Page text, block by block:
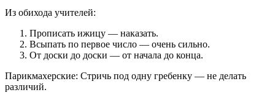
Из обихода учителей:
Прописать ижицу — наказать.
Всыпать по первое число — очень сильно.
От доски до доски — от начала до конца.
Парикмахерские: Стричь под одну гребенку — не делать
различий.